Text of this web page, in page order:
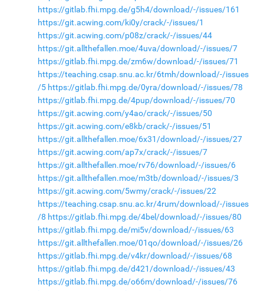
https://gitlab.fhi.mpg.de/g5h4/download/-/issues/161
https://git.acwing.com/ki0y/crack/-/issues/1
https://git.acwing.com/p08z/crack/-/issues/44
https://git.allthefallen.moe/4uva/download/-/issues/7
https://gitlab.fhi.mpg.de/zm6w/download/-/issues/71
https://teaching.csap.snu.ac.kr/6tmh/download/-/issues
/5 https://gitlab.fhi.mpg.de/0yra/download/-/issues/78
https://gitlab.fhi.mpg.de/4pup/download/-/issues/70
https://git.acwing.com/y4ao/crack/-/issues/50
https://git.acwing.com/e8kb/crack/-/issues/51
https://git.allthefallen.moe/6x31/download/-/issues/27
https://git.acwing.com/ap7x/crack/-/issues/7
https://git.allthefallen.moe/rv76/download/-/issues/6
https://git.allthefallen.moe/m3tb/download/-/issues/3
https://git.acwing.com/5wmy/crack/-/issues/22
https://teaching.csap.snu.ac.kr/4rum/download/-/issues
/8 https://gitlab.fhi.mpg.de/4bel/download/-/issues/80
https://gitlab.fhi.mpg.de/mi5v/download/-/issues/63
https://git.allthefallen.moe/01qo/download/-/issues/26
https://gitlab.fhi.mpg.de/v4kr/download/-/issues/68
https://gitlab.fhi.mpg.de/d421/download/-/issues/43
https://gitlab.fhi.mpg.de/o66m/download/-/issues/76